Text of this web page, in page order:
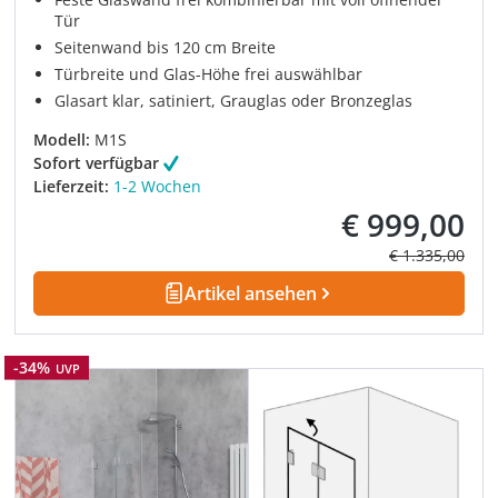
Tür
Seitenwand bis 120 cm Breite
Türbreite und Glas-Höhe frei auswählbar
Glasart klar, satiniert, Grauglas oder Bronzeglas
Modell: M1S
Sofort verfügbar
Lieferzeit: 1-2 Wochen
Verkaufspreis:
€ 999,00
Regulärer
€ 1.335,00
Artikel ansehen
Rabatt
-34% UVP